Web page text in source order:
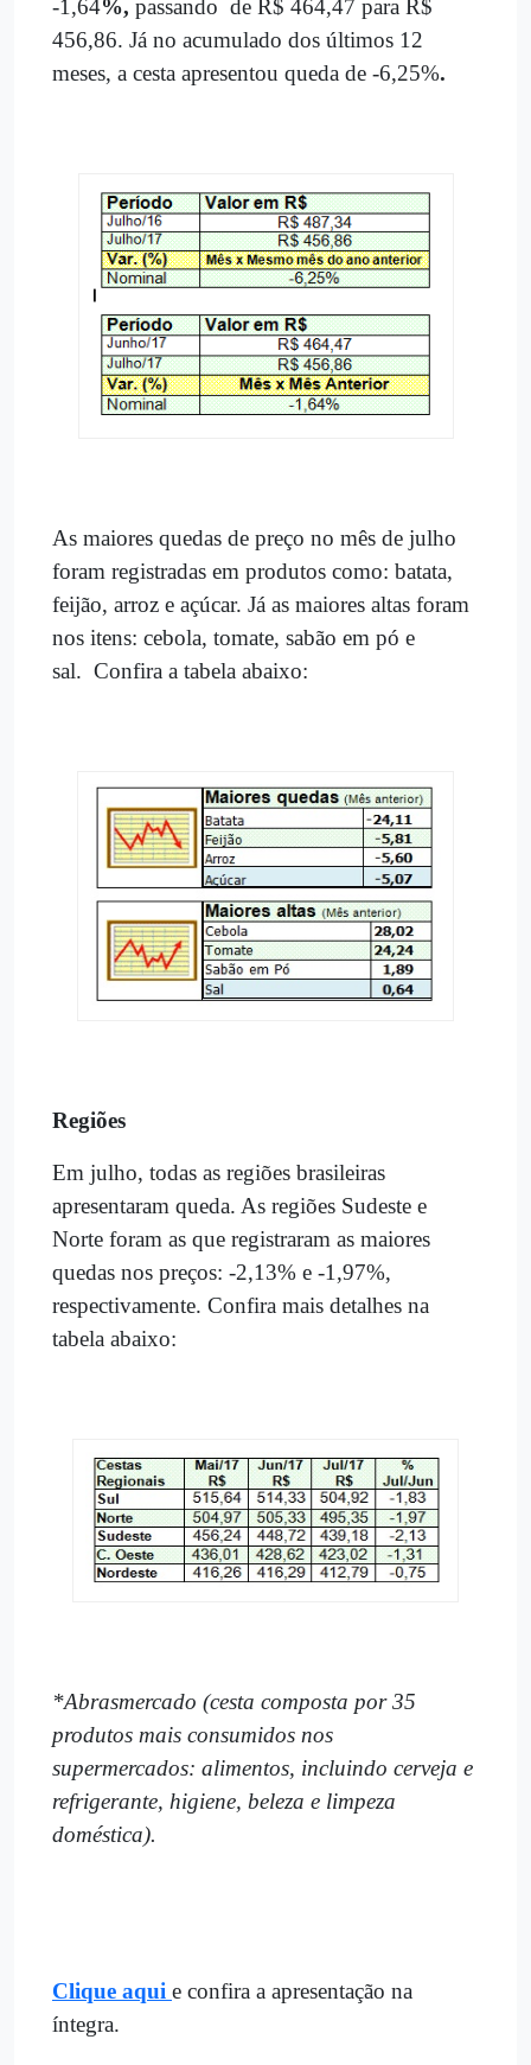
-1,64%, passando de R$ 464,47 para R$
456,86. Já no acumulado dos últimos 12
meses, a cesta apresentou queda de -6,25%.
As maiores quedas de preço no mês de julho
foram registradas em produtos como: batata,
feijão, arroz e açúcar. Já as maiores altas foram
nos itens: cebola, tomate, sabão em pó e
sal. Confira a tabela abaixo:
Regiões
Em julho, todas as regiões brasileiras
apresentaram queda. As regiões Sudeste e
Norte foram as que registraram as maiores
quedas nos preços: -2,13% e -1,97%,
respectivamente. Confira mais detalhes na
tabela abaixo:
*Abrasmercado (cesta composta por 35
produtos mais consumidos nos
supermercados: alimentos, incluindo cerveja e
refrigerante, higiene, beleza e limpeza
doméstica).
Clique aqui e confira a apresentação na
íntegra.